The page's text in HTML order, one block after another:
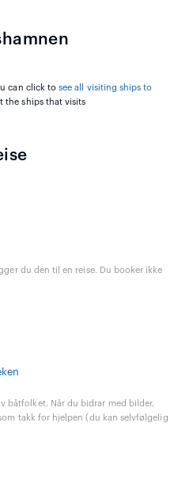
can click tosee all visiting ships to
the ships that visits
du den til en reise. Du booker ikke
båtfolket. Når du bidrar med bilder,
takk for hjelpen (du kan selvfølgelig